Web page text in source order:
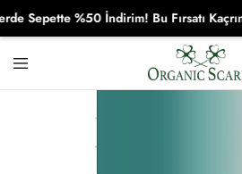
Organikscarf
Sepette %50 İndirim! Bu Fırsatı